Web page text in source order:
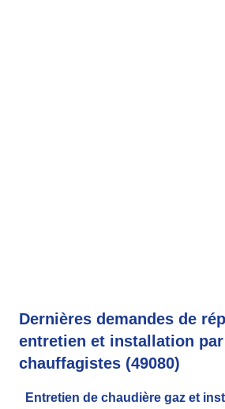
Dernières demandes de
entretien et installation
chauffagistes (49080)
Entretien de chaudière gaz et